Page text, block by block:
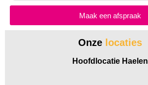
Maak een afspraak
Onze locaties
Hoofdlocatie Haelen